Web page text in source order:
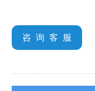
咨 询 客 服